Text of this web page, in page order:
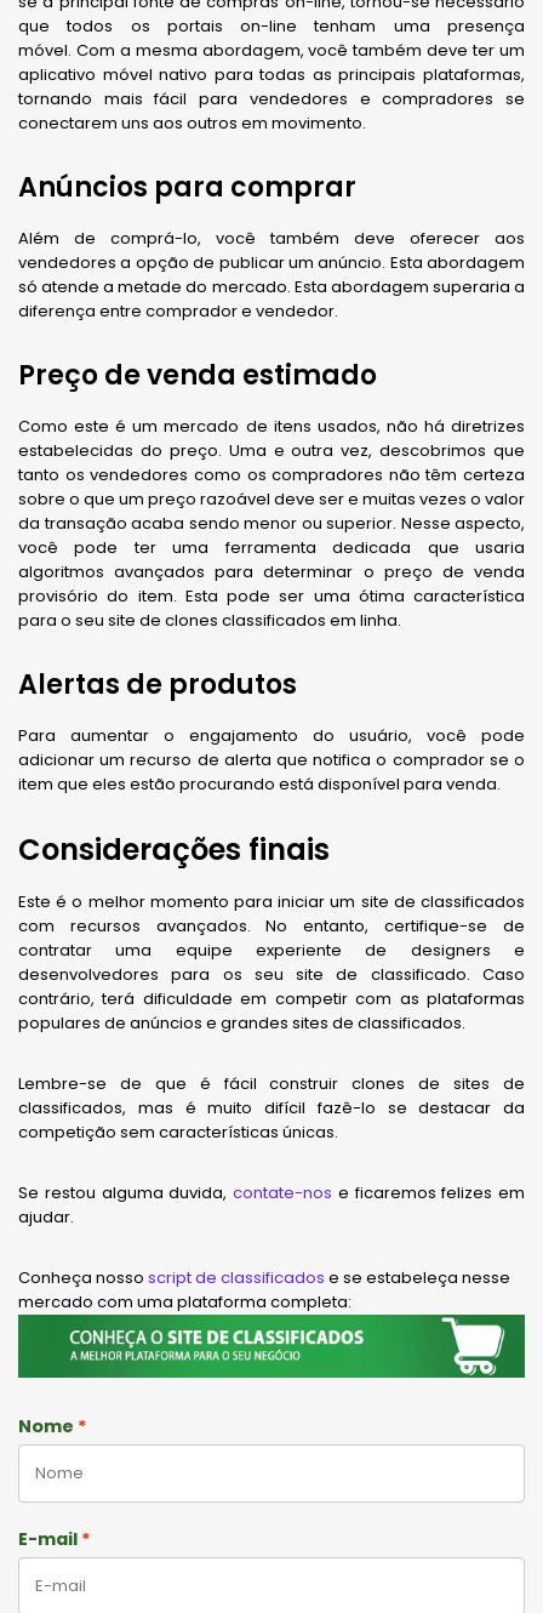
que todos os portais on-line tenham uma presença
móvel. Com a mesma abordagem, você também deve ter um
aplicativo móvel nativo para todas as principais plataformas,
tornando mais fácil para vendedores e compradores se
conectarem uns aos outros em movimento.
Anúncios para comprar
Além de comprá-lo, você também deve oferecer aos
vendedores a opção de publicar um anúncio. Esta abordagem
só atende a metade do mercado. Esta abordagem superaria a
diferença entre comprador e vendedor.
Preço de venda estimado
Como este é um mercado de itens usados, não há diretrizes
estabelecidas do preço. Uma e outra vez, descobrimos que
tanto os vendedores como os compradores não têm certeza
sobre o que um preço razoável deve ser e muitas vezes o valor
da transação acaba sendo menor ou superior. Nesse aspecto,
você pode ter uma ferramenta dedicada que usaria
algoritmos avançados para determinar o preço de venda
provisório do item. Esta pode ser uma ótima característica
para o seu site de clones classificados em linha.
Alertas de produtos
Para aumentar o engajamento do usuário, você pode
adicionar um recurso de alerta que notifica o comprador se o
item que eles estão procurando está disponível para venda.
Considerações finais
Este é o melhor momento para iniciar um site de classificados
com recursos avançados. No entanto, certifique-se de
contratar uma equipe experiente de designers e
desenvolvedores para os seu site de classificado. Caso
contrário, terá dificuldade em competir com as plataformas
populares de anúncios e grandes sites de classificados.
Lembre-se de que é fácil construir clones de sites de
classificados, mas é muito difícil fazê-lo se destacar da
competição sem características únicas.
Se restou alguma duvida, contate-nos e ficaremos felizes em
ajudar.
Conheça nosso script de classificados e se estabeleça nesse
mercado com uma plataforma completa:
Nome
E-mail